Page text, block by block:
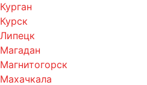
Курган
Курск
Липецк
Магадан
Магнитогорск
Махачкала